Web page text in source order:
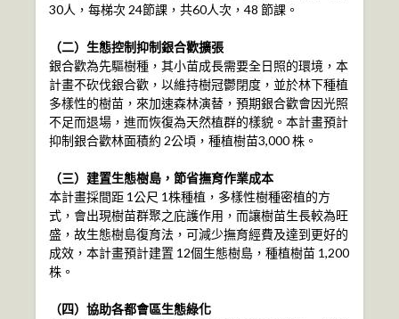
30人，每梯次 24節課，共60人次，48 節課。
（二）生態控制抑制銀合歡擴張
銀合歡為先驅樹種，其小苗成長需要全日照的環境，本
計畫不砍伐銀合歡，以維持樹冠鬱閉度，並於林下種植
多樣性的樹苗，來加速森林演替，預期銀合歡會因光照
不足而退場，進而恢復為天然植群的樣貌。本計畫預計
抑制銀合歡林面積約 2公頃，種植樹苗3,000 株。
（三）建置生態樹島，節省撫育作業成本
本計畫採間距 1公尺 1株種植，多樣性樹種密植的方
式，會出現樹苗群聚之庇護作用，而讓樹苗生長較為旺
盛，故生態樹島復育法，可減少撫育經費及達到更好的
成效，本計畫預計建置 12個生態樹島，種植樹苗 1,200
株。
（四）協助各都會區生態綠化